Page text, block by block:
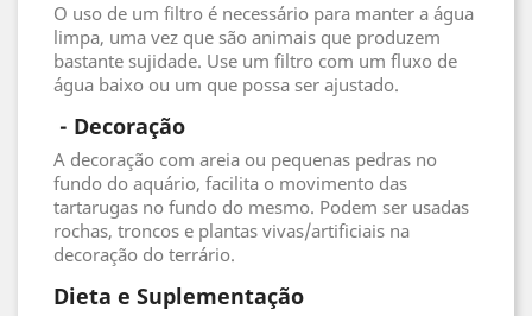
O uso de um filtro é necessário para manter a água
limpa, uma vez que são animais que produzem
bastante sujidade. Use um filtro com um fluxo de
água baixo ou um que possa ser ajustado.
- Decoração
A decoração com areia ou pequenas pedras no
fundo do aquário, facilita o movimento das
tartarugas no fundo do mesmo. Podem ser usadas
rochas, troncos e plantas vivas/artificiais na
decoração do terrário.
Dieta e Suplementação